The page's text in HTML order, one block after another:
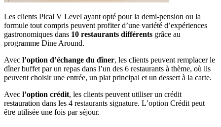
Les clients Pical V Level ayant opté pour la demi-pension ou la
formule tout compris peuvent profiter d’une variété d’expériences
gastronomiques dans 10 restaurants différents grâce au
programme Dine Around.
Avec l’option d’échange du dîner, les clients peuvent remplacer le
dîner buffet par un repas dans l’un des 6 restaurants à thème, où ils
peuvent choisir une entrée, un plat principal et un dessert à la carte.
Avec l’option crédit, les clients peuvent utiliser un crédit
restauration dans les 4 restaurants signature. L’option Crédit peut
être utilisée une fois par séjour.